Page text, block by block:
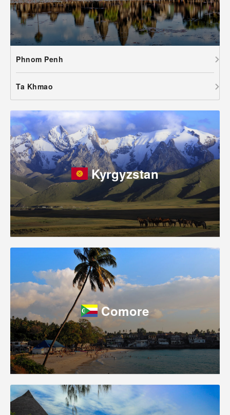
Phnom Penh
Ta Khmao
Kyrgyzstan
Comore